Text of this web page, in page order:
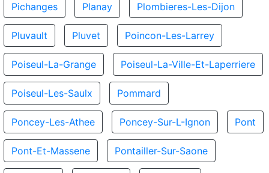
Pichanges Planay Plombieres-Les-Dijon
Pluvault Pluvet Poincon-Les-Larrey
Poiseul-La-Grange Poiseul-La-Ville-Et-Laperriere
Poiseul-Les-Saulx Pommard
Poncey-Les-Athee Poncey-Sur-L-Ignon Pont
Pont-Et-Massene Pontailler-Sur-Saone